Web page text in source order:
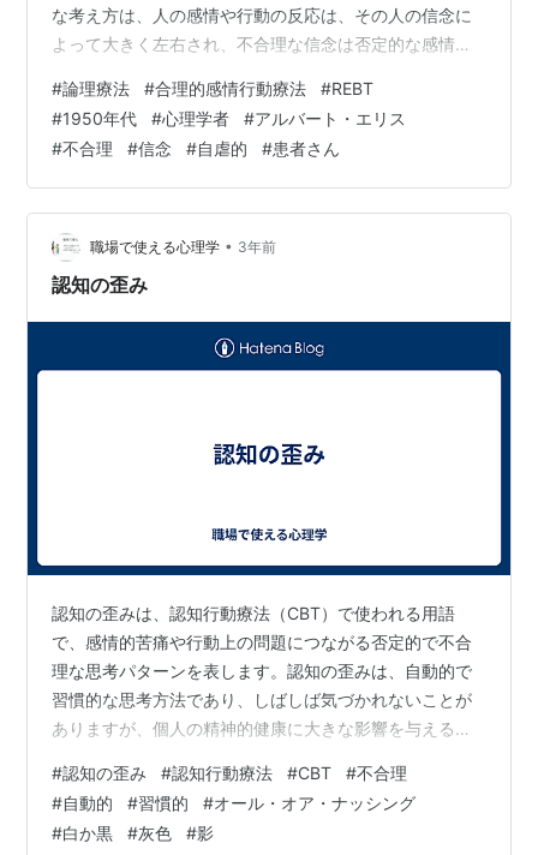
な考え方は、人の感情や行動の反応は、その人の信念に
よって大きく左右され、不合理な信念は否定的な感情や
は、否定的な感情や自虐的な行動の原因となる不合理な
信念を特定し、それを変えることに焦点を当てます。セ
ラピストは、患者さんの苦痛の原因となっている信念を
特定し、より合理的で適応的な信念を身につけるため
に、患者さんと協力します。この療法には、認知再構
成、行動実験、宿題など、多くの技法が含まれます…
#論理療法 #合理的感情行動療法 #REBT
#1950年代 #心理学者 #アルバート・エリス
#不合理 #信念 #自虐的 #患者さん
職場で使える心理学 • 3年前
認知の歪み
認知の歪みは、認知行動療法（CBT）で使われる用語
で、感情的苦痛や行動上の問題につながる否定的で不合
理な思考パターンを表します。認知の歪みは、自動的で
習慣的な思考方法であり、しばしば気づかれないことが
ありますが、個人の精神的健康に大きな影響を与える可
うなものがあります。 オール・オア・ナッシング思考。
物事を白か黒かで判断し、灰色の影を無視する。 過度な
一般化。一つの出来事や証拠に基づいて、大まかな結論
#認知の歪み #認知行動療法 #CBT #不合理
#自動的 #習慣的 #オール・オア・ナッシング
#白か黒 #灰色 #影